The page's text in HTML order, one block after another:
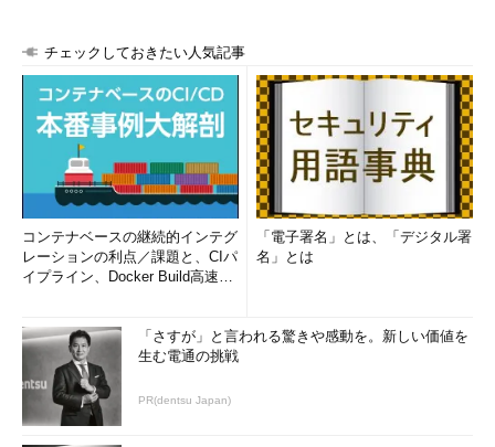
る」アドバイザリ情報の提供
を目指す「IT INSIDER」シリ
ーズの第3弾。今回は企業IT担
当者に、特にフォーカスした
コンテンツです
多いようだが、クラウドから社内へ戻す
可能性も考慮すべきだ。
しつこいようだが、ステークホルダー
に納得の得られる形で自社がコントロー
ルしていることを説明できるかどうか、この視点が社内／クラウ
ドをめぐる議論で欠落してしまうのは危険だ。
クラウドサービスが普及する時代における、きれいごとではな
い企業IT部門の役割について、IT INSIDERシリーズNo.3
いますので、ぜひご覧ください（本コンテンツのダウンロードに
は、TechTarget会員登録が必要です）。
チェックしておきたい人気記事
コンテナベースの継続的インテグ
レーションの利点／課題と、CIパ
イプライン、Docker Build高速化
「電子署名」とは、「デジタル署
名」とは
「さすが」と言われる驚きや感動を。新しい価値を
生む電通の挑戦
PR(dentsu Japan)